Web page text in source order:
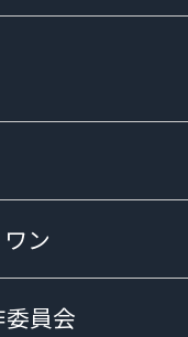
ン
員会